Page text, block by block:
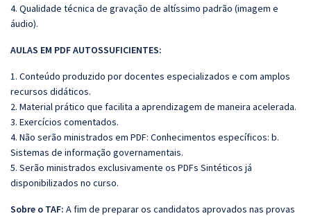
4. Qualidade técnica de gravação de altíssimo padrão (imagem e
áudio).
AULAS EM PDF AUTOSSUFICIENTES:
1. Conteúdo produzido por docentes especializados e com amplos
recursos didáticos.
2. Material prático que facilita a aprendizagem de maneira acelerada.
3. Exercícios comentados.
4. Não serão ministrados em PDF: Conhecimentos específicos: b.
Sistemas de informação governamentais.
5. Serão ministrados exclusivamente os PDFs Sintéticos já
disponibilizados no curso.
Sobre o TAF: A fim de preparar os candidatos aprovados nas provas